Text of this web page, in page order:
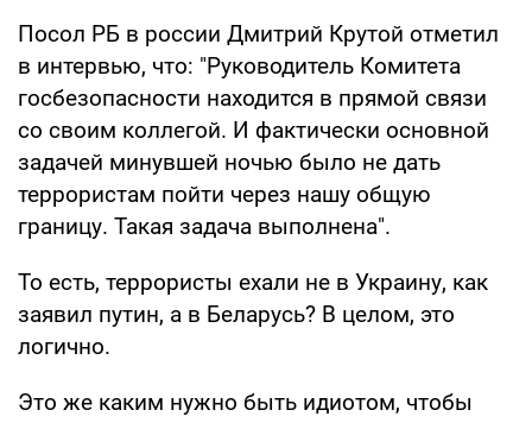
Посол РБ в россии Дмитрий Крутой отметил
в интервью, что: "Руководитель Комитета
госбезопасности находится в прямой связи
со своим коллегой. И фактически основной
задачей минувшей ночью было не дать
террористам пойти через нашу общую
границу. Такая задача выполнена".
То есть, террористы ехали не в Украину, как
заявил путин, а в Беларусь? В целом, это
логично.
Это же каким нужно быть идиотом, чтобы